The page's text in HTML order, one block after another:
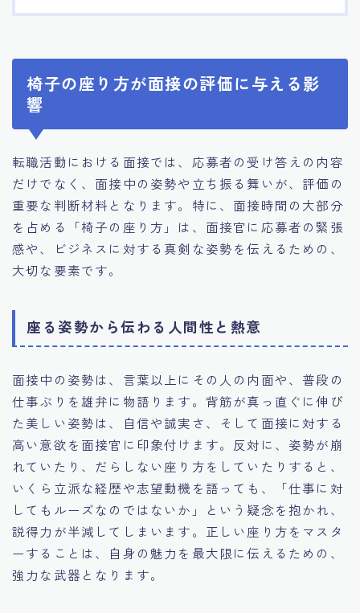
椅子の座り方が面接の評価に与える影
響
転職活動における面接では、応募者の受け答えの内容
だけでなく、面接中の姿勢や立ち振る舞いが、評価の
重要な判断材料となります。特に、面接時間の大部分
を占める「椅子の座り方」は、面接官に応募者の緊張
感や、ビジネスに対する真剣な姿勢を伝えるための、
大切な要素です。
座る姿勢から伝わる人間性と熱意
面接中の姿勢は、言葉以上にその人の内面や、普段の
仕事ぶりを雄弁に物語ります。背筋が真っ直ぐに伸び
た美しい姿勢は、自信や誠実さ、そして面接に対する
高い意欲を面接官に印象付けます。反対に、姿勢が崩
れていたり、だらしない座り方をしていたりすると、
いくら立派な経歴や志望動機を語っても、「仕事に対
してもルーズなのではないか」という疑念を抱かれ、
説得力が半減してしまいます。正しい座り方をマスタ
ーすることは、自身の魅力を最大限に伝えるための、
強力な武器となります。